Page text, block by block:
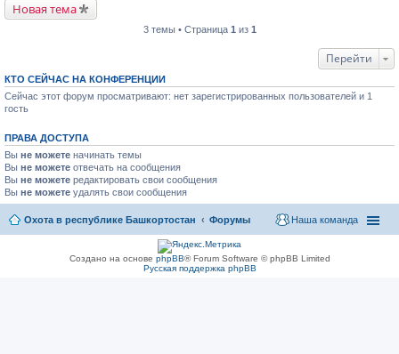
Новая тема
3 темы • Страница 1 из 1
Перейти
КТО СЕЙЧАС НА КОНФЕРЕНЦИИ
Сейчас этот форум просматривают: нет зарегистрированных пользователей и 1
гость
ПРАВА ДОСТУПА
Вы не можете начинать темы
Вы не можете отвечать на сообщения
Вы не можете редактировать свои сообщения
Вы не можете удалять свои сообщения
Охота в республике Башкортостан Форумы Наша команда
Создано на основе phpBB® Forum Software © phpBB Limited
Русская поддержка phpBB